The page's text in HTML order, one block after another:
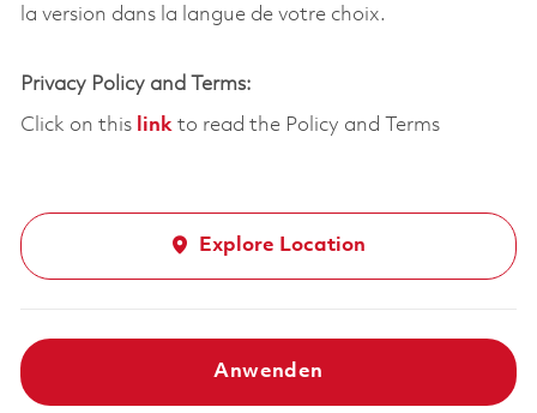
la version dans la langue de votre choix.
Privacy Policy and Terms:
Click on this linkto read the Policy and Terms
Explore Location
Anwenden